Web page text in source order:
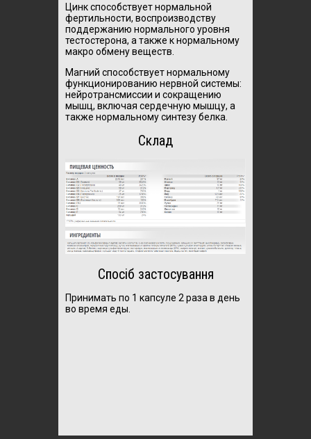
Цинк способствует нормальной
фертильности, воспроизводству
поддержанию нормального уровня
тестостерона, а также к нормальному
макро обмену веществ.
Магний способствует нормальному
функционированию нервной системы:
нейротрансмиссии и сокращению
мышц, включая сердечную мышцу, а
также нормальному синтезу белка.
Склад
Спосіб застосування
Принимать по 1 капсуле 2 раза в день
во время еды.